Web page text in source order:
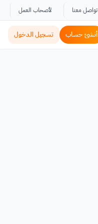
تواصل معنا لأصحاب العمل
أنشئ حساب تسجيل الدخول